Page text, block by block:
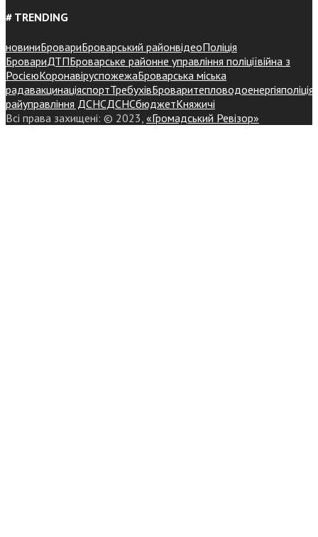
# TRENDING
новиниБровариБроварський районвідеоПоліція
БровариДТПБроварське районне управління поліціївійна з
РосієюКоронавіруспожежаБроварська міська
радавакцинаціяспортТребухівБроваритепловодоенергіяполіція
райуправління ДСНСДСНСбюджетКняжичі
Всі права захищені: © 2023, «Громадський Ревізор»